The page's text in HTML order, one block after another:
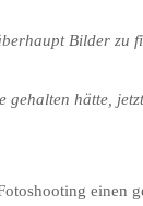
Bilder zu
gehalten hätte,
einen